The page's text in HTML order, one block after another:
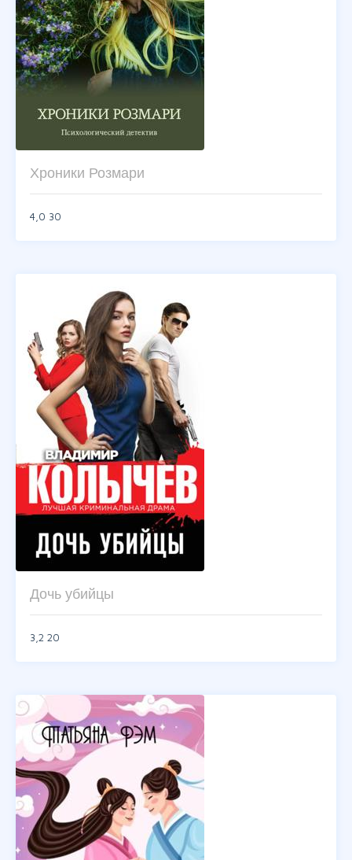
Хроники Розмари
4,0 30
Дочь убийцы
3,2 20